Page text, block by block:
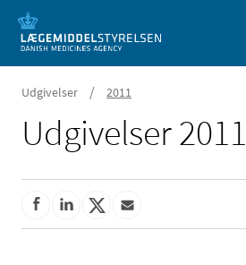
Udgivelser / 2011
Udgivelser 2011